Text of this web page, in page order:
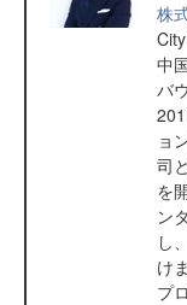
株
中
バ
ョ
司
を
ン
し
け
プ